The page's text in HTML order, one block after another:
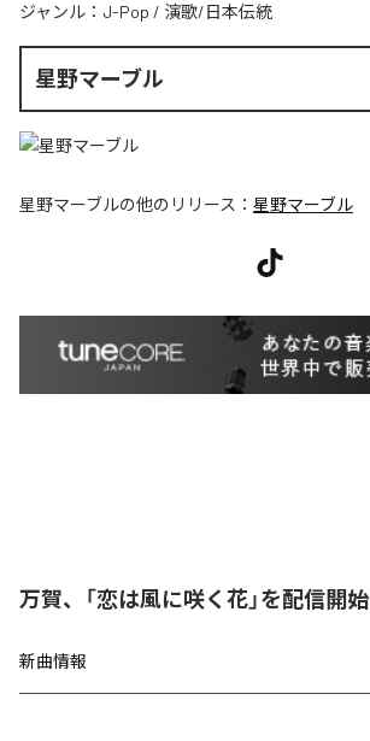
ジャンル： J-Pop / 演歌/日本伝統
星野マーブル
星野マーブルの他のリリース： 星野マーブル
万賀、「恋は風に咲く花」を配信開始
新曲情報